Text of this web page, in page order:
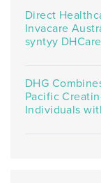
Direct
Invacare
syntyy
DHG
Pacific
Individuals